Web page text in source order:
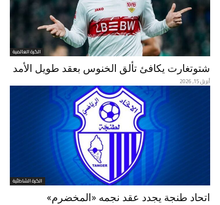
الكرة العالمية
شتوتغارت يكافئ تألق الخنوس بعقد طويل الأمد
أبريل 15, 2026
الكرة الشاطئية
اتحاد طنجة يجدد عقد نجمه «المخضرم»